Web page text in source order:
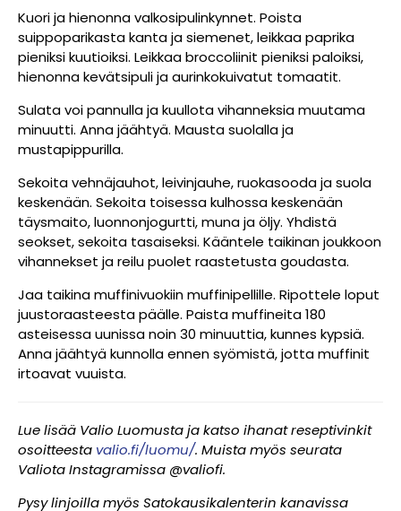
Kuori ja hienonna valkosipulinkynnet. Poista
suippoparikasta kanta ja siemenet, leikkaa paprika
pieniksi kuutioiksi. Leikkaa broccoliinit pieniksi paloiksi,
hienonna kevätsipuli ja aurinkokuivatut tomaatit.
Sulata voi pannulla ja kuullota vihanneksia muutama
minuutti. Anna jäähtyä. Mausta suolalla ja
mustapippurilla.
Sekoita vehnäjauhot, leivinjauhe, ruokasooda ja suola
keskenään. Sekoita toisessa kulhossa keskenään
täysmaito, luonnonjogurtti, muna ja öljy. Yhdistä
seokset, sekoita tasaiseksi. Kääntele taikinan joukkoon
vihannekset ja reilu puolet raastetusta goudasta.
Jaa taikina muffinivuokiin muffinipellille. Ripottele loput
juustoraasteesta päälle. Paista muffineita 180
asteisessa uunissa noin 30 minuuttia, kunnes kypsiä.
Anna jäähtyä kunnolla ennen syömistä, jotta muffinit
irtoavat vuuista.
Lue lisää Valio Luomusta ja katso ihanat reseptivinkit
osoitteesta valio.fi/luomu/. Muista myös seurata
Valiota Instagramissa @valiofi.
Pysy linjoilla myös Satokausikalenterin kanavissa